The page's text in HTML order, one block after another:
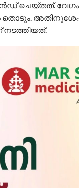
ചെയ്തത്. വേഗം